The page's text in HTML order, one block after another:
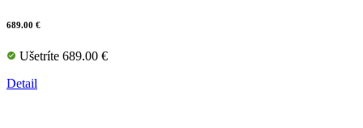
689.00 €
Ušetríte 689.00 €
Detail